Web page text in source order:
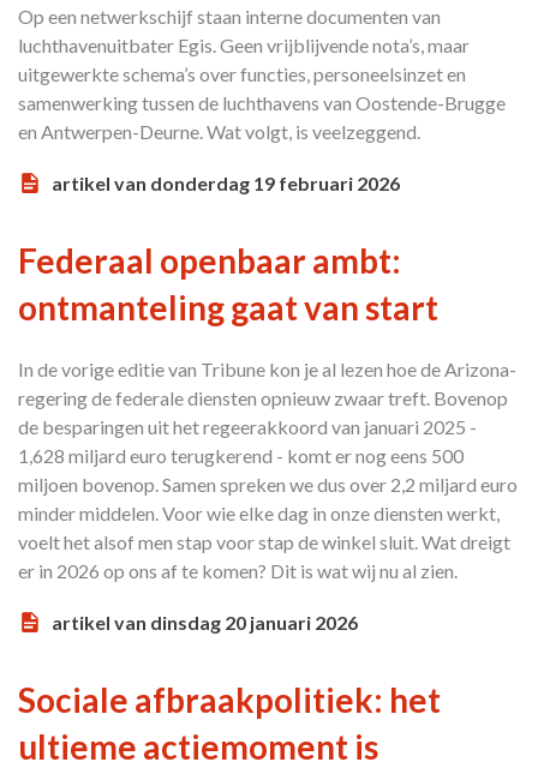
Op een netwerkschijf staan interne documenten van
luchthavenuitbater Egis. Geen vrijblijvende nota’s, maar
uitgewerkte schema’s over functies, personeelsinzet en
samenwerking tussen de luchthavens van Oostende-Brugge
en Antwerpen-Deurne. Wat volgt, is veelzeggend.
artikel van donderdag 19 februari 2026
Federaal openbaar ambt:
ontmanteling gaat van start
In de vorige editie van Tribune kon je al lezen hoe de Arizona-
regering de federale diensten opnieuw zwaar treft. Bovenop
de besparingen uit het regeerakkoord van januari 2025 -
1,628 miljard euro terugkerend - komt er nog eens 500
miljoen bovenop. Samen spreken we dus over 2,2 miljard euro
minder middelen. Voor wie elke dag in onze diensten werkt,
voelt het alsof men stap voor stap de winkel sluit. Wat dreigt
er in 2026 op ons af te komen? Dit is wat wij nu al zien.
artikel van dinsdag 20 januari 2026
Sociale afbraakpolitiek: het
ultieme actiemoment is